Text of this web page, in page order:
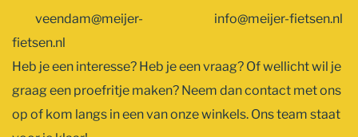
veendam@meijer-
fietsen.nl
info@meijer-fietsen.nl
Heb je een interesse? Heb je een vraag? Of wellicht wil je
graag een proefritje maken? Neem dan contact met ons
op of kom langs in een van onze winkels. Ons team staat